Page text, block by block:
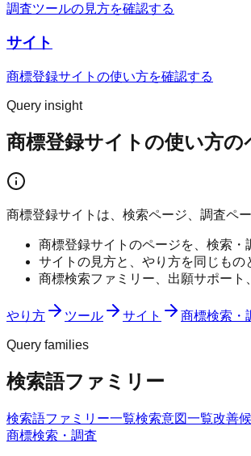
調査ツールの見方を確認する
サイト
商標登録サイトの使い方を確認する
Query insight
商標登録サイトの使い方の
商標登録サイトは、検索ページ、調査ペ
商標登録サイトのページを、検索・
サイトの見方と、やり方を同じもの
商標検索ファミリー、出願サポート
やり方 ツール サイト 商標検索・
Query families
検索語ファミリー
検索語ファミリー一覧検索意図一覧改善
商標検索・調査